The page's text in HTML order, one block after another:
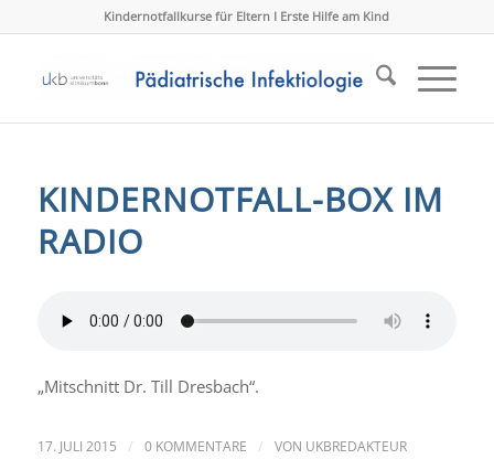
Kindernotfallkurse für Eltern I Erste Hilfe am Kind
KINDERNOTFALL-BOX IM
RADIO
„Mitschnitt Dr. Till Dresbach“.
17. JULI 2015 / 0 KOMMENTARE / VON UKBREDAKTEUR